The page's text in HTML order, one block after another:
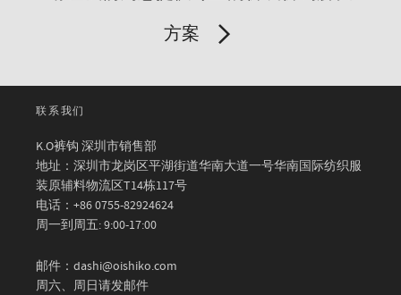
方案
联系我们
K.O裤钩 深圳市销售部
地址：深圳市龙岗区平湖街道华南大道一号华南国际纺织服
装原辅料物流区T14栋117号
电话：+86 0755-82924624
周一到周五: 9:00-17:00
邮件：dashi@oishiko.com
周六、周日请发邮件